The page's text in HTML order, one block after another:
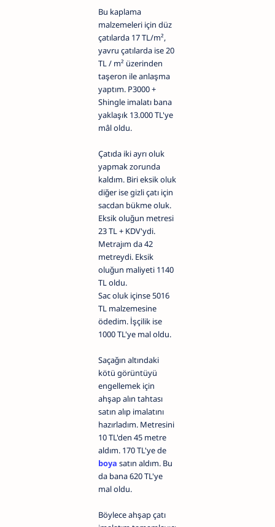
Bu kaplama
malzemeleri için düz
çatılarda 17 TL/m²,
yavru çatılarda ise 20
TL / m² üzerinden
taşeron ile anlaşma
yaptım. P3000 +
Shingle imalatı bana
yaklaşık 13.000 TL'ye
mâl oldu.
Çatıda iki ayrı oluk
yapmak zorunda
kaldım. Biri eksik oluk
diğer ise gizli çatı için
sacdan bükme oluk.
Eksik oluğun metresi
23 TL + KDV'ydi.
Metrajım da 42
metreydi. Eksik
oluğun maliyeti 1140
TL oldu.
Sac oluk içinse 5016
TL malzemesine
ödedim. İşçilik ise
1000 TL'ye mal oldu.
Saçağın altındaki
kötü görüntüyü
engellemek için
ahşap alın tahtası
satın alıp imalatını
hazırladım. Metresini
10 TL'den 45 metre
aldım. 170 TL'ye de
boya satın aldım. Bu
da bana 620 TL'ye
mal oldu.
Böylece ahşap çatı